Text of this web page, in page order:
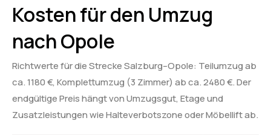
Kosten für den Umzug
nach Opole
Richtwerte für die Strecke Salzburg–Opole: Teilumzug ab
ca. 1180 €, Komplettumzug (3 Zimmer) ab ca. 2480 €. Der
endgültige Preis hängt von Umzugsgut, Etage und
Zusatzleistungen wie Halteverbotszone oder Möbellift ab.